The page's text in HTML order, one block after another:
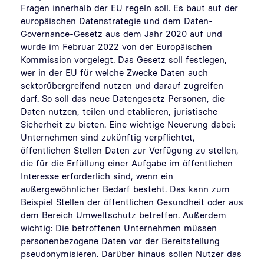
Fragen innerhalb der EU regeln soll. Es baut auf der
europäischen Datenstrategie und dem Daten-
Governance-Gesetz aus dem Jahr 2020 auf und
wurde im Februar 2022 von der Europäischen
Kommission vorgelegt. Das Gesetz soll festlegen,
wer in der EU für welche Zwecke Daten auch
sektorübergreifend nutzen und darauf zugreifen
darf. So soll das neue Datengesetz Personen, die
Daten nutzen, teilen und etablieren, juristische
Sicherheit zu bieten. Eine wichtige Neuerung dabei:
Unternehmen sind zukünftig verpflichtet,
öffentlichen Stellen Daten zur Verfügung zu stellen,
die für die Erfüllung einer Aufgabe im öffentlichen
Interesse erforderlich sind, wenn ein
außergewöhnlicher Bedarf besteht. Das kann zum
Beispiel Stellen der öffentlichen Gesundheit oder aus
dem Bereich Umweltschutz betreffen. Außerdem
wichtig: Die betroffenen Unternehmen müssen
personenbezogene Daten vor der Bereitstellung
pseudonymisieren. Darüber hinaus sollen Nutzer das